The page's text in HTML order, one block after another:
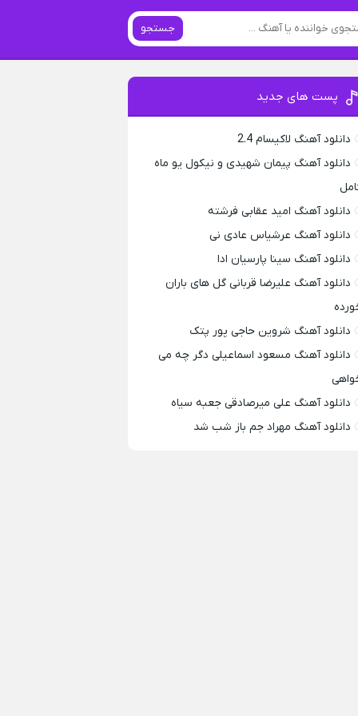
جستجو
پست های جدید
دانلود آهنگ لاکیسام 2.4
دانلود آهنگ پیمان شهیدی و نیکول یو ماه
دانلود آهنگ امید عقابی فرشته
دانلود آهنگ عرشیاس عادی نی
دانلود آهنگ سینا پارسیان ادا
دانلود آهنگ علیرضا قربانی گل های باران
دانلود آهنگ شروین حاجی پور پتک
دانلود آهنگ مسعود اسماعیلی دگر چه می
دانلود آهنگ علی میرصادقی جعبه سیاه
دانلود آهنگ مهراد جم باز شب شد